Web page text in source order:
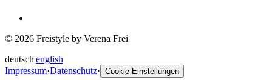
© 2026 Freistyle by Verena Frei
deutsch|english
Impressum·Datenschutz· Cookie-Einstellungen